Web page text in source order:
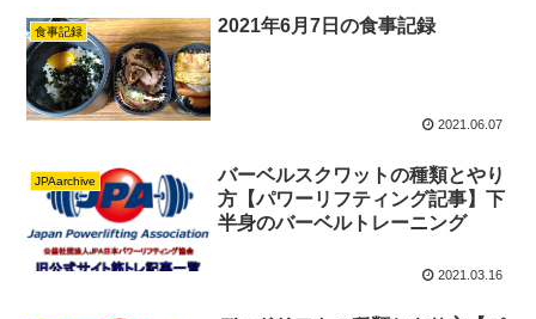
食事記録 2021年6月7日の食事記録
2021.06.07
JPAarchive
バーベルスクワットの種類とやり
方【パワーリフティング記事】下
半身のバーベルトレーニング
2021.03.16